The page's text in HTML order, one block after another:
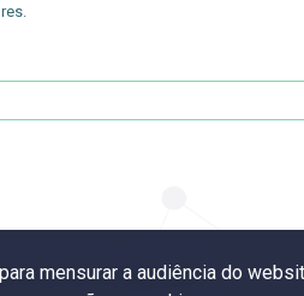
e área do conhecimento
mensurar a audiência do